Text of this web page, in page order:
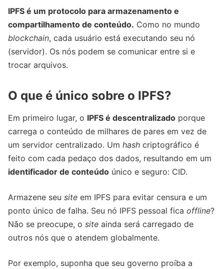
IPFS é um protocolo para armazenamento e
compartilhamento de conteúdo. Como no mundo
blockchain, cada usuário está executando seu nó
(servidor). Os nós podem se comunicar entre si e
trocar arquivos.
O que é único sobre o IPFS?
Em primeiro lugar, o IPFS é descentralizado porque
carrega o conteúdo de milhares de pares em vez de
um servidor centralizado. Um hash criptográfico é
feito com cada pedaço dos dados, resultando em um
identificador de conteúdo único e seguro: CID.
Armazene seu site em IPFS para evitar censura e um
ponto único de falha. Seu nó IPFS pessoal fica offline?
Não se preocupe, o site ainda será carregado de
outros nós que o atendem globalmente.
Por exemplo, suponha que seu governo proíba a